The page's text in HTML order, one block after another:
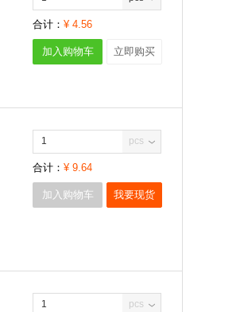
合计： ¥ 4.56
加入购物车 立即购买
pcs
合计： ¥ 9.64
加入购物车 我要现货
pcs